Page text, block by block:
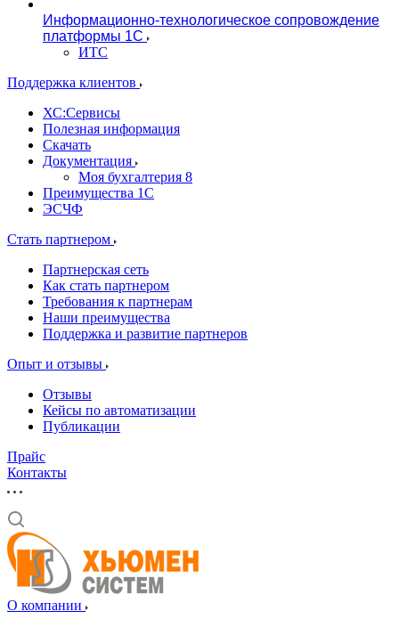
Информационно-технологическое сопровождение
платформы 1С
ИТС
Поддержка клиентов
ХС:Сервисы
Полезная информация
Скачать
Документация
Моя бухгалтерия 8
Преимущества 1С
ЭСЧФ
Стать партнером
Партнерская сеть
Как стать партнером
Требования к партнерам
Наши преимущества
Поддержка и развитие партнеров
Опыт и отзывы
Отзывы
Кейсы по автоматизации
Публикации
Прайс
Контакты
О компании